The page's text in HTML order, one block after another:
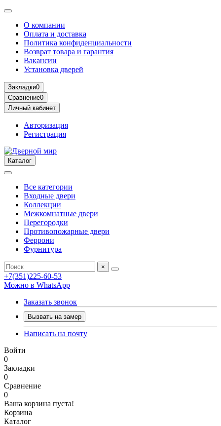
О компании
Оплата и доставка
Политика конфиденциальности
Возврат товара и гарантия
Вакансии
Установка дверей
Закладки0
Сравнение0
Личный кабинет
Авторизация
Регистрация
Каталог
Все категории
Входные двери
Коллекции
Межкомнатные двери
Перегородки
Противопожарные двери
Феррони
Фурнитура
×
+7(351)225-60-53
Можно в WhatsApp
Заказать звонок
Вызвать на замер
Написать на почту
Войти
0
Закладки
0
Сравнение
0
Ваша корзина пуста!
Корзина
Каталог